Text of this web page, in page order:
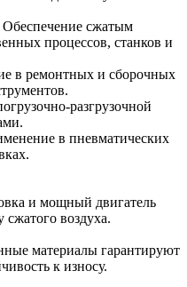
сжатым
процессов, станков и
в ремонтных и сборочных
разгрузочной
в пневматических
и мощный двигатель
воздуха.
материалы гарантируют
к износу.